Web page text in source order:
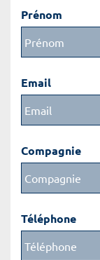
Prénom
Email
Compagnie
Téléphone